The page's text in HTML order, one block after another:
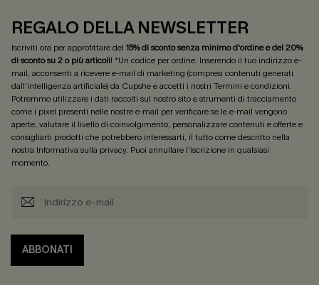
REGALO DELLA NEWSLETTER
Iscriviti ora per approfittare del 15% di sconto senza minimo d'ordine e del 20%
di sconto su 2 o più articoli! *Un codice per ordine. Inserendo il tuo indirizzo e-
mail, acconsenti a ricevere e-mail di marketing (compresi contenuti generati
dall'intelligenza artificiale) da Cupshe e accetti i nostri Termini e condizioni.
Potremmo utilizzare i dati raccolti sul nostro sito e strumenti di tracciamento
come i pixel presenti nelle nostre e-mail per verificare se le e-mail vengono
aperte, valutare il livello di coinvolgimento, personalizzare contenuti e offerte e
consigliarti prodotti che potrebbero interessarti, il tutto come descritto nella
nostra Informativa sulla privacy. Puoi annullare l'iscrizione in qualsiasi
momento.
ABBONATI